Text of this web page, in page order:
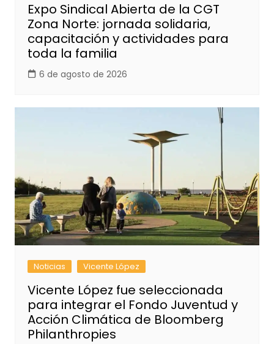
Expo Sindical Abierta de la CGT
Zona Norte: jornada solidaria,
capacitación y actividades para
toda la familia
6 de agosto de 2026
Noticias Vicente López
Vicente López fue seleccionada
para integrar el Fondo Juventud y
Acción Climática de Bloomberg
Philanthropies